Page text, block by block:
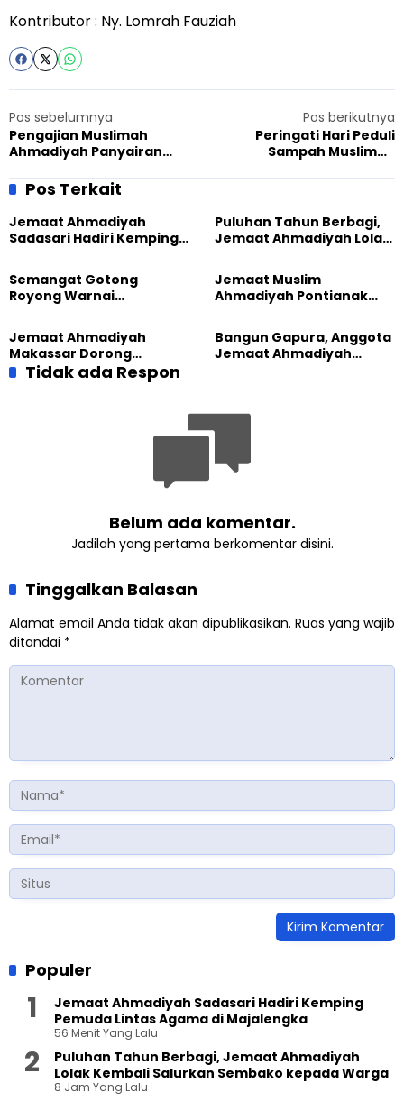
Kontributor : Ny. Lomrah Fauziah
Pos sebelumnya
Pengajian Muslimah
Ahmadiyah Panyairan
Pos berikutnya
Peringati Hari Peduli
Sampah Muslimah
Adakan Bersih-bersih
Pos Terkait
Jemaat Ahmadiyah
Sadasari Hadiri Kemping
Majalengka
Puluhan Tahun Berbagi,
Jemaat Ahmadiyah Lolak
Sembako kepada Warga
Semangat Gotong
Royong Warnai
Masjid di Jemaat
Ahmadiyah Sukapura
Jemaat Muslim
Ahmadiyah Pontianak
Perkuat Kolaborasi Sosial
Jemaat Ahmadiyah
Makassar Dorong
Kesadaran Lingkungan
Lewat Edukasi Ekoteologi
Bangun Gapura, Anggota
Jemaat Ahmadiyah
Tidak ada Respon
Belum ada komentar.
Jadilah yang pertama berkomentar disini.
Tinggalkan Balasan
Alamat email Anda tidak akan dipublikasikan. Ruas yang wajib
ditandai *
Populer
Jemaat Ahmadiyah Sadasari Hadiri Kemping
Pemuda Lintas Agama di Majalengka
56 Menit Yang Lalu
Puluhan Tahun Berbagi, Jemaat Ahmadiyah
Lolak Kembali Salurkan Sembako kepada Warga
8 Jam Yang Lalu